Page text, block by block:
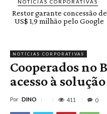
NOTÍCIAS CORPORATIVAS
Restor garante concessão de
US$ 1,9 milhão pelo Google